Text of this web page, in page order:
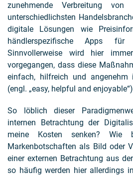
zunehmende Verbreitung
unterschiedlichsten
digitale Lösungen wie
händlerspezifische Apps für
Sinnvollerweise wird hier
vorgegangen, dass diese
einfach, hilfreich und angenehm
(engl. „easy, helpful and
So löblich dieser
internen Betrachtung der
meine Kosten senken? Wie
Markenbotschaften als Bild oder
einer externen Betrachtung aus
so häufig werden hier allerdings